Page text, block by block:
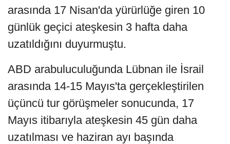
arasında 17 Nisan'da yürürlüğe giren 10
günlük geçici ateşkesin 3 hafta daha
uzatıldığını duyurmuştu.
ABD arabuluculuğunda Lübnan ile İsrail
arasında 14-15 Mayıs'ta gerçekleştirilen
üçüncü tur görüşmeler sonucunda, 17
Mayıs itibarıyla ateşkesin 45 gün daha
uzatılması ve haziran ayı başında